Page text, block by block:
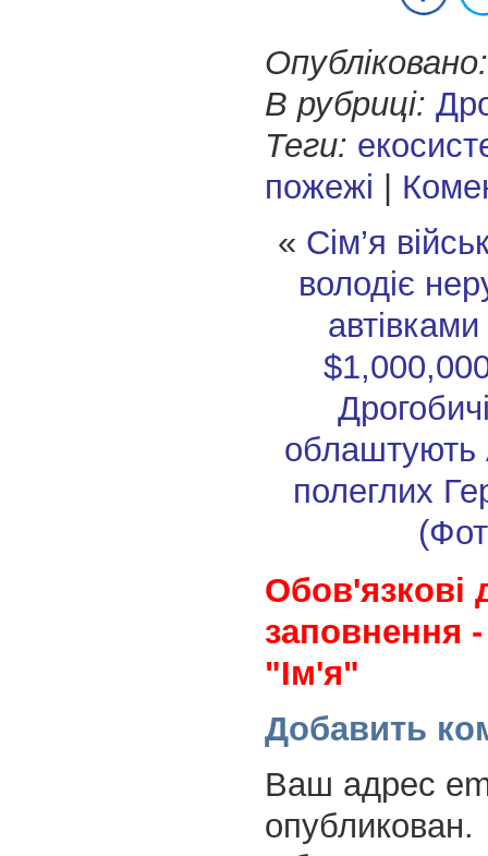
Опубліковано:
В рубриці:
Теги:
пожежі
« Сім’я
володіє
облаштують
полеглих
Обов'язкові
заповнення
"Ім'я"
Добавить
Ваш адрес
опубликован.